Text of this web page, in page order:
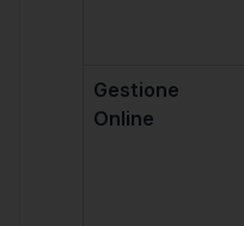
Gestione
Online